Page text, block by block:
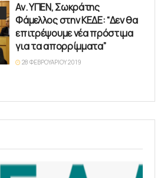
Αν. ΥΠΕΝ, Σωκράτης
Φάμελλος στην ΚΕΔΕ: “Δεν θα
επιτρέψουμε νέα πρόστιμα
για τα απορρίμματα”
28 ΦΕΒΡΟΥΑΡΊΟΥ 2019